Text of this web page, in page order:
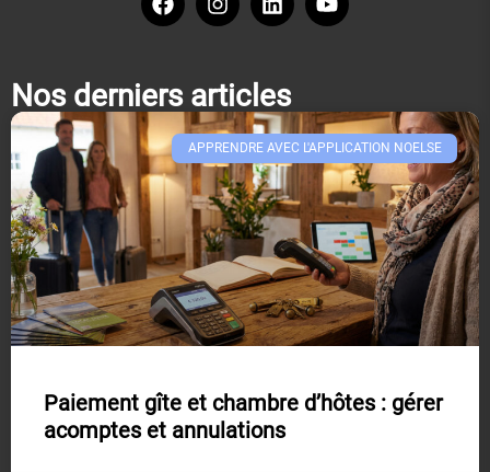
Nos derniers articles
APPRENDRE AVEC L'APPLICATION NOELSE​
Paiement gîte et chambre d’hôtes : gérer
acomptes et annulations